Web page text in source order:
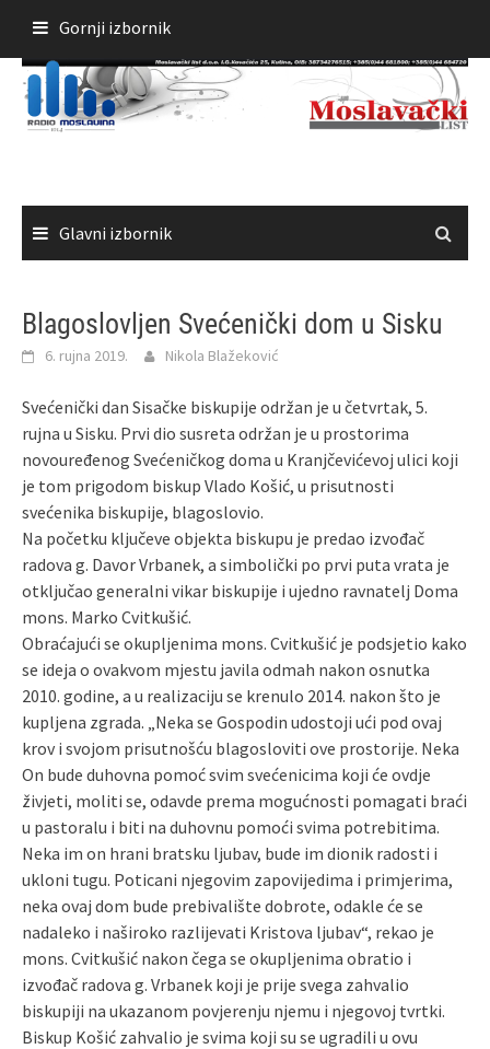
sadržaja
Gornji izbornik
Glavni izbornik
Blagoslovljen Svećenički dom u Sisku
6. rujna 2019. Nikola Blažeković
Svećenički dan Sisačke biskupije održan je u četvrtak, 5.
rujna u Sisku. Prvi dio susreta održan je u prostorima
novouređenog Svećeničkog doma u Kranjčevićevoj ulici koji
je tom prigodom biskup Vlado Košić, u prisutnosti
svećenika biskupije, blagoslovio.
Na početku ključeve objekta biskupu je predao izvođač
radova g. Davor Vrbanek, a simbolički po prvi puta vrata je
otključao generalni vikar biskupije i ujedno ravnatelj Doma
mons. Marko Cvitkušić.
Obraćajući se okupljenima mons. Cvitkušić je podsjetio kako
se ideja o ovakvom mjestu javila odmah nakon osnutka
2010. godine, a u realizaciju se krenulo 2014. nakon što je
kupljena zgrada. „Neka se Gospodin udostoji ući pod ovaj
krov i svojom prisutnošću blagosloviti ove prostorije. Neka
On bude duhovna pomoć svim svećenicima koji će ovdje
živjeti, moliti se, odavde prema mogućnosti pomagati braći
u pastoralu i biti na duhovnu pomoći svima potrebitima.
Neka im on hrani bratsku ljubav, bude im dionik radosti i
ukloni tugu. Poticani njegovim zapovijedima i primjerima,
neka ovaj dom bude prebivalište dobrote, odakle će se
nadaleko i naširoko razlijevati Kristova ljubav“, rekao je
mons. Cvitkušić nakon čega se okupljenima obratio i
izvođač radova g. Vrbanek koji je prije svega zahvalio
biskupiji na ukazanom povjerenju njemu i njegovoj tvrtki.
Biskup Košić zahvalio je svima koji su se ugradili u ovu